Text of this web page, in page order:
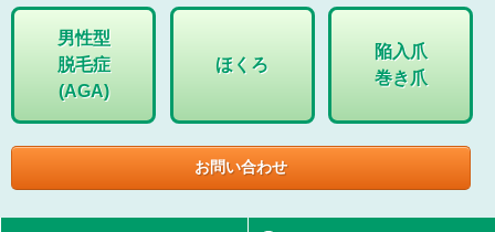
男性型
脱毛症
(AGA)
ほくろ
陥入爪
巻き爪
お問い合わせ